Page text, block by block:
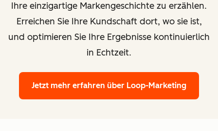
Ihre einzigartige Markengeschichte zu erzählen.
Erreichen Sie Ihre Kundschaft dort, wo sie ist,
und optimieren Sie Ihre Ergebnisse kontinuierlich
in Echtzeit.
Jetzt mehr erfahren über Loop-Marketing